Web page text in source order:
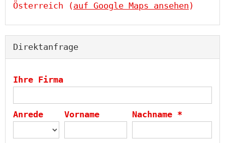
Österreich (auf Google Maps ansehen )
Direktanfrage
Ihre Firma
Anrede Vorname Nachname *